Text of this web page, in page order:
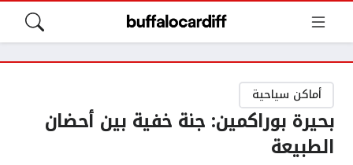
أماكن سياحية
بحيرة بوراكمين: جنة خفية بين أحضان
الطبيعة